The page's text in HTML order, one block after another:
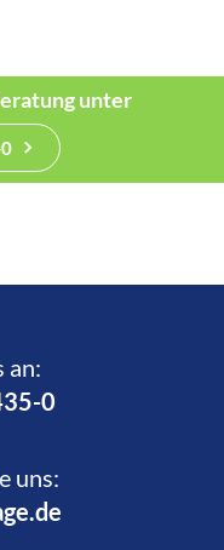
unter
an:­
0
uns: